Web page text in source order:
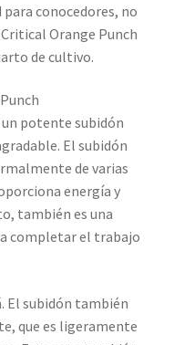
conocedores, no
Orange Punch
de cultivo.
potente subidón
El subidón
de varias
energía y
también es una
completar el trabajo
El subidón también
que es ligeramente